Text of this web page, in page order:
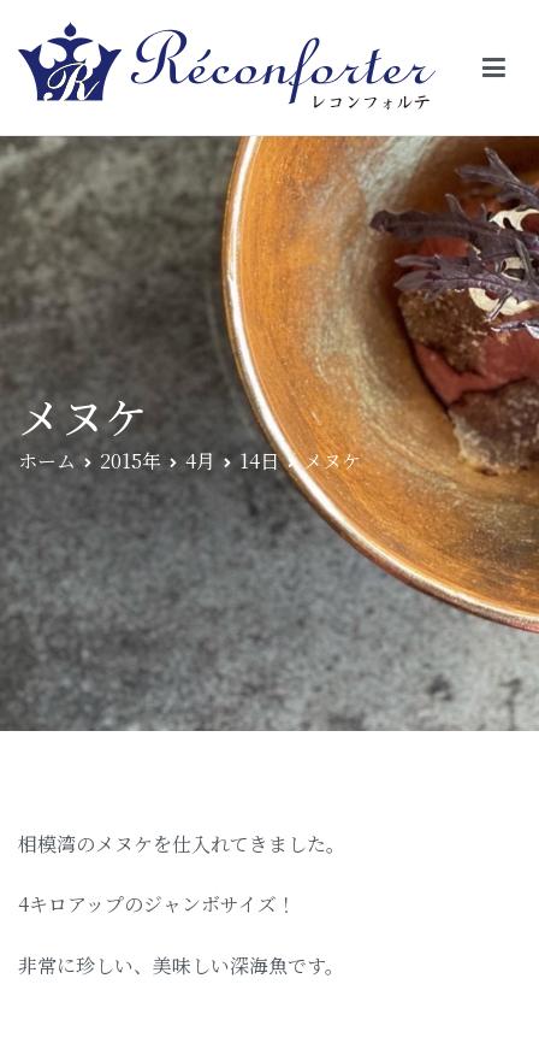
【レコンフォルテ】吹田・千里山/フレンチ（フラ
ンス料理）
絵の様に見える。そんな空間で、ゆっくり素材そのものの旨さを閉
じ込めたフレンチを・・・・・。
メヌケ
ホーム 2015年 4月 14日 メヌケ
相模湾のメヌケを仕入れてきました。
4キロアップのジャンボサイズ！
非常に珍しい、美味しい深海魚です。